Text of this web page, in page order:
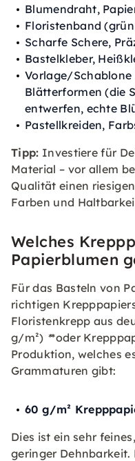
Blumendraht,
Floristenband
Scharfe Schere,
Bastelkleber,
Vorlage/
Blätterformen (die
entwerfen, echte
Pastellkreiden,
Tipp: Investiere für
Material – vor allem
Qualität einen
Farben und
Welches
Papierblumen
Für das Basteln von
richtigen
Floristenkrepp aus
g/m²) **oder
Produktion, welches
Grammaturen gibt:
60 g/m²
Dies ist ein sehr
geringer Dehnbarkeit.